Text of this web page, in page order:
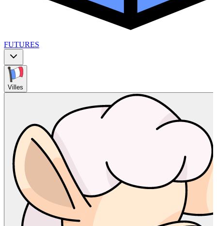
FUTURES
Villes